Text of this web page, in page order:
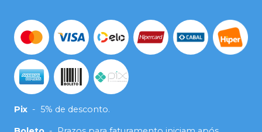
Pix - 5% de desconto.